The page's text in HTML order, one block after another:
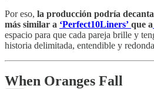
Por eso, la producción podría
más similar a ‘Perfect10Liners’ que a
espacio para que cada pareja brille y
historia delimitada, entendible y
When Oranges Fall